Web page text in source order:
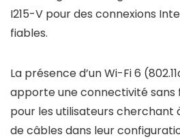
I215-V pour des connexions
fiables.
La présence d’un Wi-Fi 6
apporte une connectivité sans
pour les utilisateurs cherchant
de câbles dans leur